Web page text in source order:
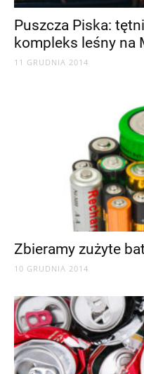
Puszcza Piska:
kompleks leśny na
11 GRUDNIA 2014
Zbieramy zużyte
10 GRUDNIA 2014